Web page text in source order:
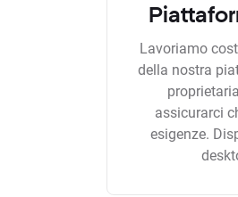
Lavoriamo
della nostra
assicurarci
esigenze.